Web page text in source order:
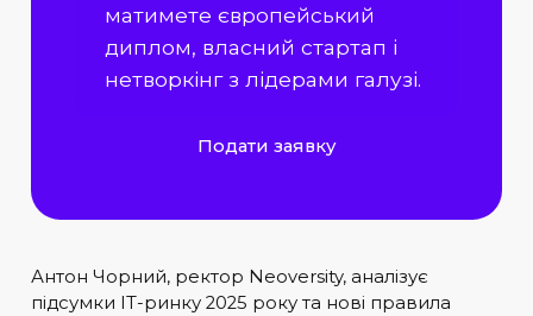
матимете європейський
диплом, власний стартап і
нетворкінг з лідерами галузі.
Подати заявку
Антон Чорний, ректор Neoversity, аналізує
підсумки IT-ринку 2025 року та нові правила